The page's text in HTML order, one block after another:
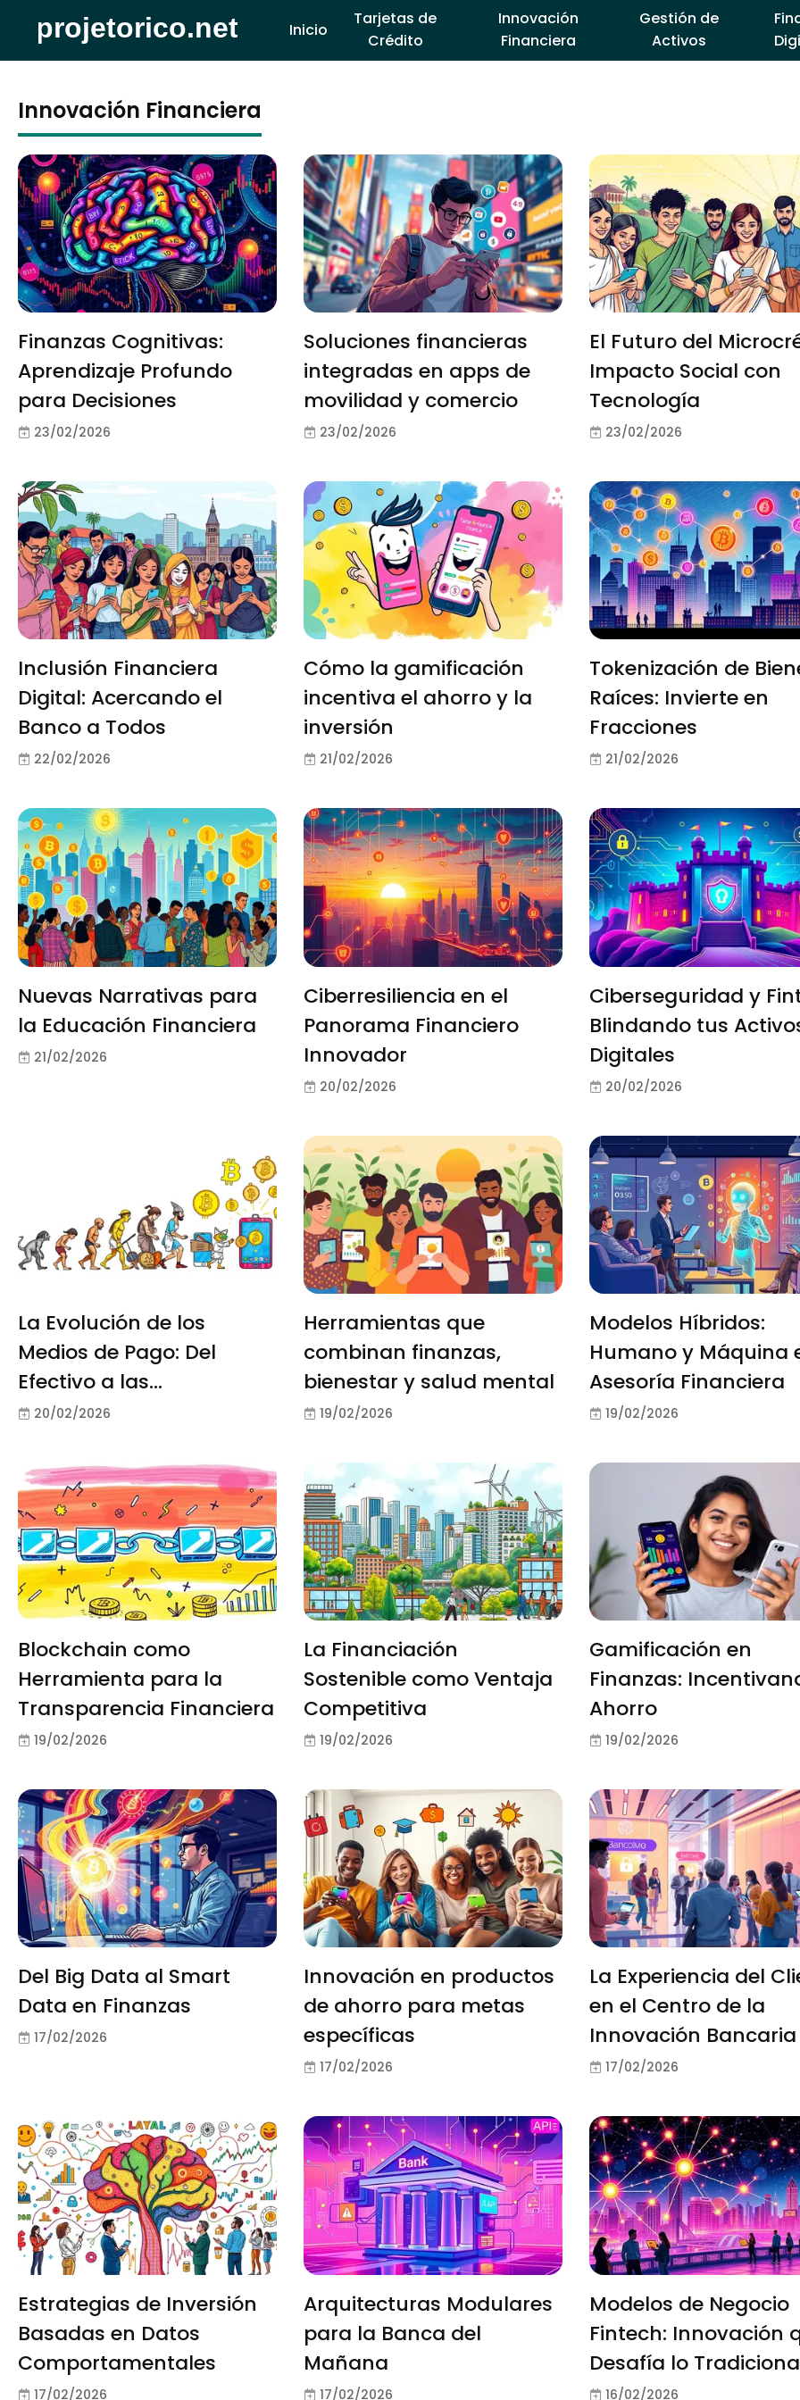
Inicio
Tarjetas de
Crédito
Innovación
Financiera
Gestión de
Activos
Innovación Financiera
Finanzas Cognitivas:
Aprendizaje Profundo
para Decisiones
23/02/2026
Soluciones financieras
integradas en apps de
movilidad y comercio
23/02/2026
El Futuro del
Impacto Social con
Tecnología
23/02/2026
Inclusión Financiera
Digital: Acercando el
Banco a Todos
22/02/2026
Cómo la gamificación
incentiva el ahorro y la
inversión
21/02/2026
Tokenización de
Raíces: Invierte en
Fracciones
21/02/2026
Nuevas Narrativas para
la Educación Financiera
21/02/2026
Ciberresiliencia en el
Panorama Financiero
Innovador
20/02/2026
Ciberseguridad y
Blindando tus
Digitales
20/02/2026
La Evolución de los
Medios de Pago: Del
Efectivo a las
Criptomonedas
20/02/2026
Herramientas que
combinan finanzas,
bienestar y salud mental
19/02/2026
Modelos Híbridos:
Humano y Máquina
Asesoría Financiera
19/02/2026
Blockchain como
Herramienta para la
Transparencia Financiera
19/02/2026
La Financiación
Sostenible como Ventaja
Competitiva
19/02/2026
Gamificación en
Finanzas:
Ahorro
19/02/2026
Del Big Data al Smart
Data en Finanzas
17/02/2026
Innovación en productos
de ahorro para metas
específicas
17/02/2026
La Experiencia del
en el Centro de la
Innovación Bancaria
17/02/2026
Estrategias de Inversión
Basadas en Datos
Comportamentales
17/02/2026
Arquitecturas Modulares
para la Banca del
Mañana
17/02/2026
Modelos de Negocio
Fintech: Innovación
Desafía lo
16/02/2026